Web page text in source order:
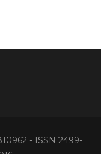
- ISSN 2499-